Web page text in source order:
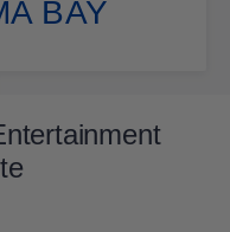
BAY